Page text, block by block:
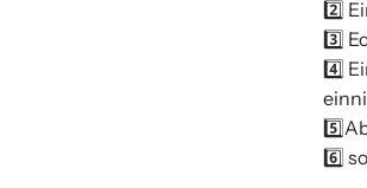
2️⃣
3️⃣
4️⃣
6️⃣